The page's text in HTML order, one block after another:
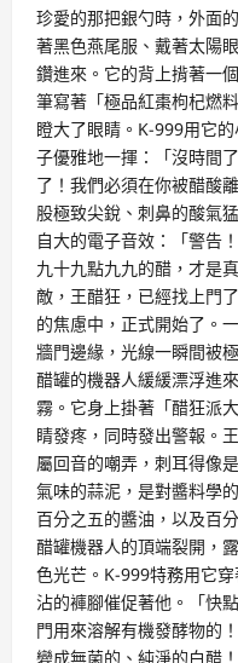
珍愛的那把銀勺時，外面
著黑色燕尾服、戴著太陽
鑽進來。它的背上揹著一
筆寫著「極品紅棗枸杞燃
瞪大了眼睛。K-999用它
子優雅地一揮：「沒時間
了！我們必須在你被醋酸
股極致尖銳、刺鼻的酸氣
自大的電子音效：「警告
九十九點九九的醋，才是
敵，王醋狂，已經找上門
的焦慮中，正式開始了。
牆門邊緣，光線一瞬間被
醋罐的機器人緩緩漂浮進
霧。它身上掛著「醋狂派
睛發疼，同時發出警報。
屬回音的嘲弄，刺耳得像
氣味的蒜泥，是對醬料學
百分之五的醬油，以及百
醋罐機器人的頂端裂開，
色光芒。K-999特務用它
沾的褲腳催促著他。「快
門用來溶解有機發酵物的
變成無菌的、純淨的白醋